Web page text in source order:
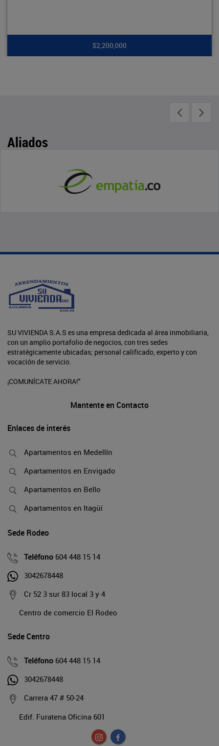
Aliados
SU VIVIENDA S.A.S es una empresa dedicada al área inmobiliaria,
con un amplio portafolio de negocios, con tres sedes
estratégicamente ubicadas; personal calificado, experto y con
vocación de servicio.
¡COMUNÍCATE AHORA!"
Mantente en Contacto
Enlaces de interés
Apartamentos en Medellín
Apartamentos en Envigado
Apartamentos en Bello
Apartamentos en Itagüí
Sede Rodeo
Teléfono 604 448 15 14
3042678448
Cr 52 3 sur 83 local 3 y 4
Centro de comercio El Rodeo
Sede Centro
Teléfono 604 448 15 14
3042678448
Carrera 47 # 50-24
Edif. Furatena Oficina 601